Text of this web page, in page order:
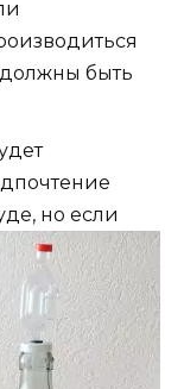
быть
но если